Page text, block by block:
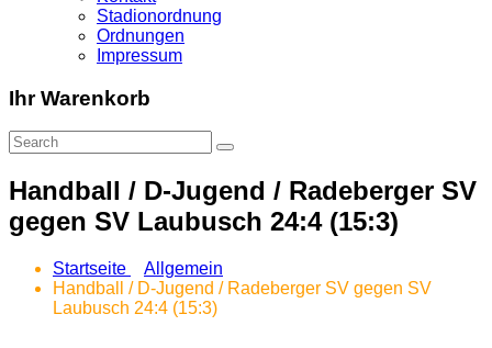
Stadionordnung
Ordnungen
Impressum
Ihr Warenkorb
Handball / D-Jugend / Radeberger SV
gegen SV Laubusch 24:4 (15:3)
Startseite
Allgemein
Handball / D-Jugend / Radeberger SV gegen SV
Laubusch 24:4 (15:3)